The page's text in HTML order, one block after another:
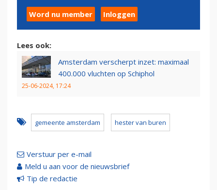
Word nu member Inloggen
Lees ook:
Amsterdam verscherpt inzet: maximaal
400.000 vluchten op Schiphol
25-06-2024, 17:24
gemeente amsterdam hester van buren
Verstuur per e-mail
Meld u aan voor de nieuwsbrief
Tip de redactie